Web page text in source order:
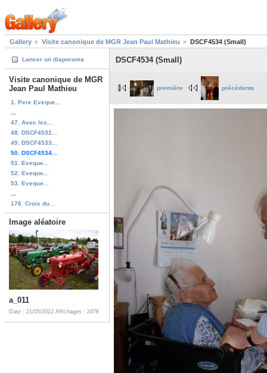
Gallery Visite canonique de MGR Jean Paul Mathieu DSCF4534 (Small)
Lancer un diaporama
Visite canonique de MGR
Jean Paul Mathieu
1. Pere Eveque...
47. Avec les...
48. DSCF4532...
49. DSCF4533...
50. DSCF4534...
51. Eveque...
52. Eveque...
53. Eveque...
176. Croix du...
Image aléatoire
a_011
Date : 21/05/2012 Affichages : 2478
DSCF4534 (Small)
première précédente